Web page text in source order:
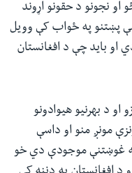
او نجونو د حقونو اړوند
پښتنو په ځواب کې وویل
او باید چې د افغانستان
د بهرنیو هیوادونو
مونږ منو او داسې
غوښتنې موجودې دي خو